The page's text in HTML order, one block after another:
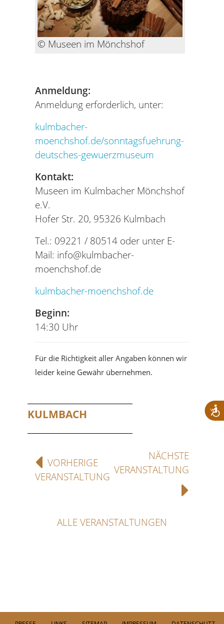
© Museen im Mönchshof
Anmeldung:
Anmeldung erforderlich, unter:
kulmbacher-
moenchshof.de/sonntagsfuehrung-
deutsches-gewuerzmuseum
Kontakt:
Museen im Kulmbacher Mönchshof
e.V.
Hofer Str. 20, 95326 Kulmbach
Tel.: 09221 / 80514 oder unter E-
Mail: info@kulmbacher-
moenchshof.de
kulmbacher-moenchshof.de
Beginn:
14:30 Uhr
Für die Richtigkeit aller Angaben können wir
leider keine Gewähr übernehmen.
KULMBACH
VORHERIGE
VERANSTALTUNG
NÄCHSTE
VERANSTALTUNG
ALLE VERANSTALTUNGEN